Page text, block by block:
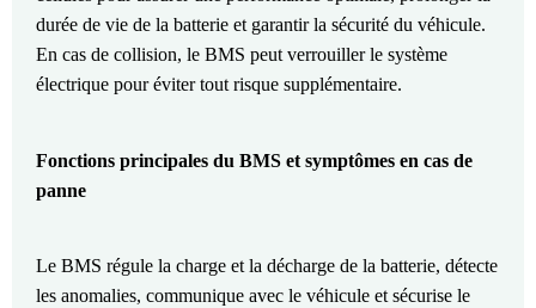
durée de vie de la batterie et garantir la sécurité du véhicule.
En cas de collision, le BMS peut verrouiller le système
électrique pour éviter tout risque supplémentaire.
Fonctions principales du BMS et symptômes en cas de
panne
Le BMS régule la charge et la décharge de la batterie, détecte
les anomalies, communique avec le véhicule et sécurise le